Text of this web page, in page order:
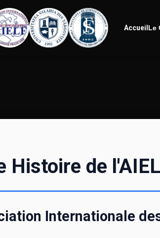
Accueil Le
Histoire de
Internationale